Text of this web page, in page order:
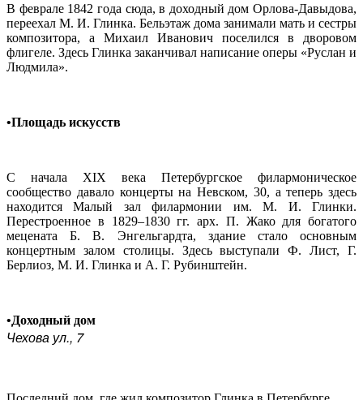
В феврале 1842 года сюда, в доходный дом Орлова-Давыдова,
переехал М. И. Глинка. Бельэтаж дома занимали мать и сестры
композитора, а Михаил Иванович поселился в дворовом
флигеле. Здесь Глинка заканчивал написание оперы «Руслан и
Людмила».
•Площадь искусств
С начала XIX века Петербургское филармоническое
сообщество давало концерты на Невском, 30, а теперь здесь
находится Малый зал филармонии им. М. И. Глинки.
Перестроенное в 1829–1830 гг. арх. П. Жако для богатого
мецената Б. В. Энгельгардта, здание стало основным
концертным залом столицы. Здесь выступали Ф. Лист, Г.
Берлиоз, М. И. Глинка и А. Г. Рубинштейн.
•Доходный дом
Чехова ул., 7